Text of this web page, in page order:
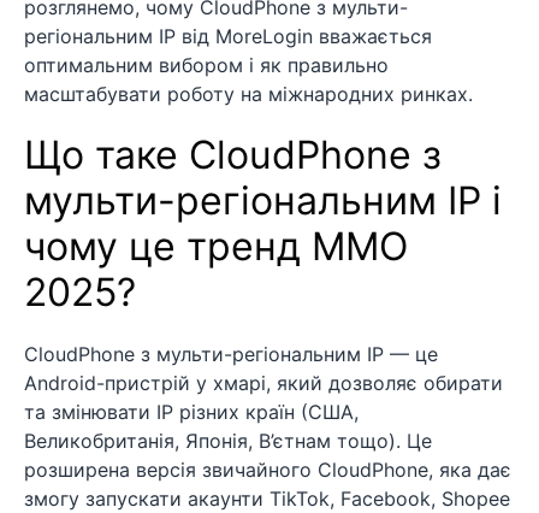
розглянемо, чому CloudPhone з мульти-
регіональним IP від MoreLogin вважається
оптимальним вибором і як правильно
масштабувати роботу на міжнародних ринках.
Що таке CloudPhone з
мульти-регіональним IP і
чому це тренд MMO
2025?
CloudPhone з мульти-регіональним IP — це
Android-пристрій у хмарі, який дозволяє обирати
та змінювати IP різних країн (США,
Великобританія, Японія, В’єтнам тощо). Це
розширена версія звичайного CloudPhone, яка дає
змогу запускати акаунти TikTok, Facebook, Shopee